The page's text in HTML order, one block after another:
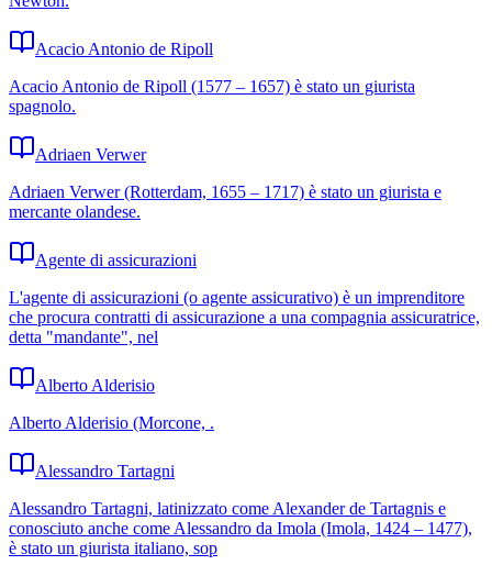
Acacio Antonio de Ripoll
Acacio Antonio de Ripoll (1577 – 1657) è stato un giurista
spagnolo.
Adriaen Verwer
Adriaen Verwer (Rotterdam, 1655 – 1717) è stato un giurista e
mercante olandese.
Agente di assicurazioni
L'agente di assicurazioni (o agente assicurativo) è un imprenditore
che procura contratti di assicurazione a una compagnia assicuratrice,
detta "mandante", nel
Alberto Alderisio
Alberto Alderisio (Morcone, .
Alessandro Tartagni
Alessandro Tartagni, latinizzato come Alexander de Tartagnis e
conosciuto anche come Alessandro da Imola (Imola, 1424 – 1477),
è stato un giurista italiano, sop